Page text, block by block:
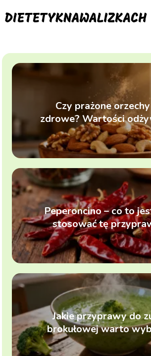
Czy prażone
zdrowe? Wartości
właściwości
Peperoncino – co to
stosować tę
Jakie przyprawy do
brokułowej warto